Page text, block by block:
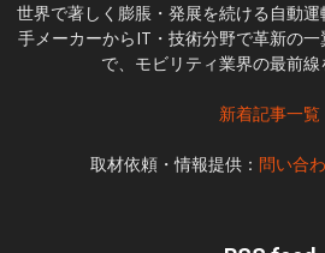
世界で著しく膨脹・発展を続ける自動
手メーカーからIT・技術分野で革新の
で、モビリティ業界の最前線
新着記事一覧
取材依頼・情報提供： 問い合